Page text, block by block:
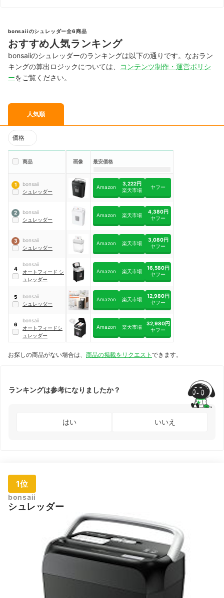
bonsaiiのシュレッダー全6商品
おすすめ人気ランキング
bonsaiiのシュレッダーのランキングは以下の通りです。なおラン
キングの算出ロジックについては、
コンテンツ制作・運営ポリシ
ーをご覧ください。
人気順
価格
商品 画像 最安価格
1
bonsaii
シュレッダー
Amazon
3,222円
楽天市場
ヤフー
2
bonsaii
シュレッダー
Amazon 楽天市場
4,380円
ヤフー
3
bonsaii
シュレッダー
Amazon 楽天市場
3,080円
ヤフー
4
bonsaii
オートフィード シ
ュレッダー
Amazon 楽天市場
16,580円
ヤフー
5
bonsaii
シュレッダー
Amazon 楽天市場
12,980円
ヤフー
6
bonsaii
オートフィードシ
ュレッダー
Amazon 楽天市場
32,980円
ヤフー
お探しの商品がない場合は、 商品の掲載をリクエスト できます。
ランキングは参考になりましたか？
はい いいえ
1位
bonsaii
シュレッダー